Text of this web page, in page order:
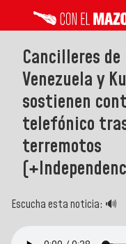
Cancilleres de
Venezuela y
sostienen
telefónico
terremotos
Escucha esta noticia: 🔊